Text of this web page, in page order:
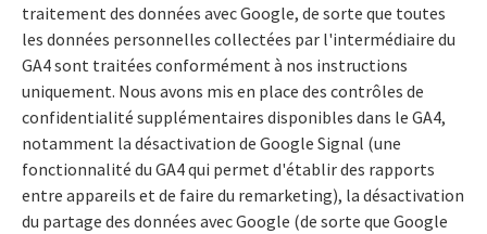
traitement des données avec Google, de sorte que toutes
les données personnelles collectées par l'intermédiaire du
GA4 sont traitées conformément à nos instructions
uniquement. Nous avons mis en place des contrôles de
confidentialité supplémentaires disponibles dans le GA4,
notamment la désactivation de Google Signal (une
fonctionnalité du GA4 qui permet d'établir des rapports
entre appareils et de faire du remarketing), la désactivation
du partage des données avec Google (de sorte que Google